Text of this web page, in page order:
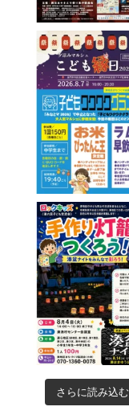
さらに読み込む